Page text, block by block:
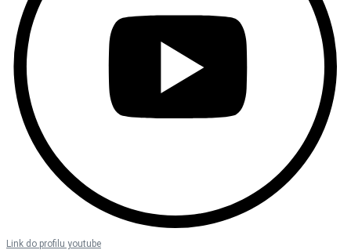
Link do profilu youtube